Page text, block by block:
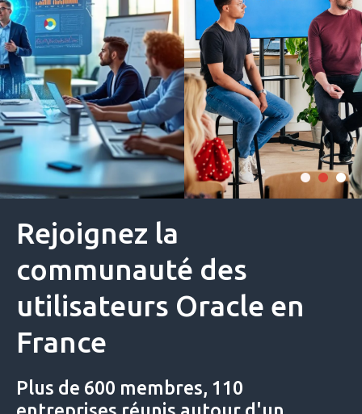
Rejoignez la
communauté des
utilisateurs Oracle en
France
Plus de 600 membres, 110